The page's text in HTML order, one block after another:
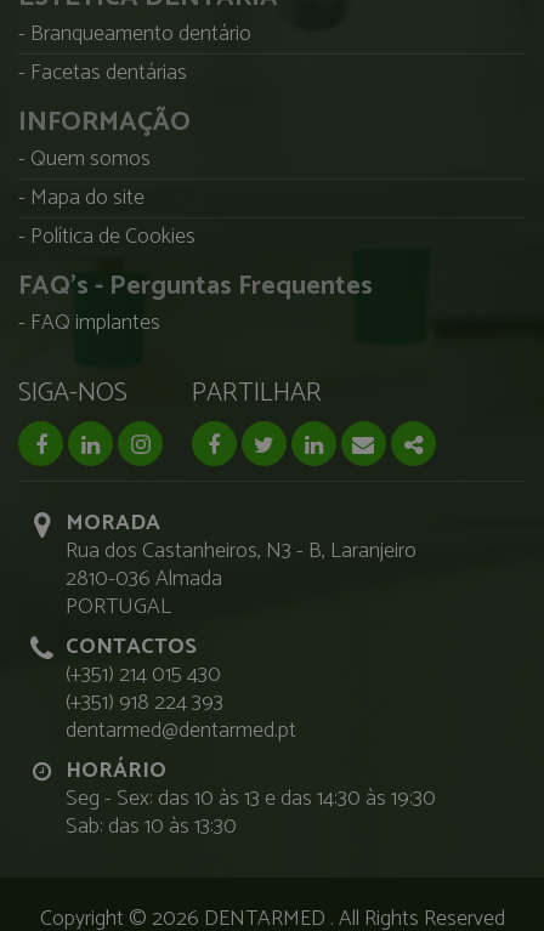
Branqueamento dentário
Facetas dentárias
INFORMAÇÃO
Quem somos
Mapa do site
Política de Cookies
FAQ's - Perguntas Frequentes
FAQ implantes
SIGA-NOS
facebook page
linkedin page
instagram page
PARTILHAR
Facebook
TwitterLinkedinEmail Share
MORADA
Rua dos Castanheiros, N3 - B, Laranjeiro
2810-036 Almada
PORTUGAL
CONTACTOS
(+351) 214 015 430
(+351) 918 224 393
dentarmed@dentarmed.pt
HORÁRIO
Seg - Sex: das 10 às 13 e das 14:30 às 19:30
Sab: das 10 às 13:30
Copyright © 2026 DENTARMED . All Rights Reserved